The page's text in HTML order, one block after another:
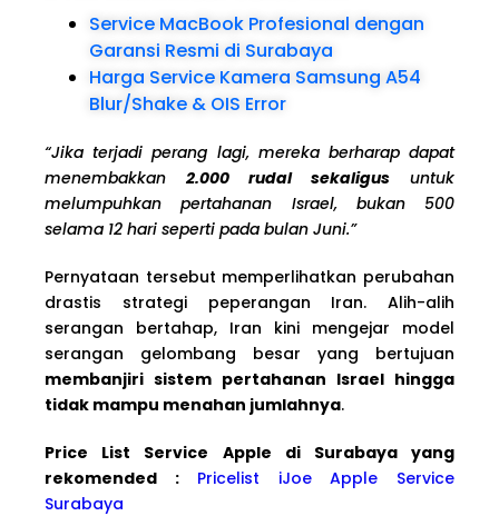
Service MacBook Profesional dengan
Garansi Resmi di Surabaya
Harga Service Kamera Samsung A54
Blur/Shake & OIS Error
“Jika terjadi perang lagi, mereka berharap dapat
menembakkan 2.000 rudal sekaligus untuk
melumpuhkan pertahanan Israel, bukan 500
selama 12 hari seperti pada bulan Juni.”
Pernyataan tersebut memperlihatkan perubahan
drastis strategi peperangan Iran. Alih-alih
serangan bertahap, Iran kini mengejar model
serangan gelombang besar yang bertujuan
membanjiri sistem pertahanan Israel hingga
tidak mampu menahan jumlahnya.
Price List Service Apple di Surabaya yang
rekomended :
Pricelist iJoe Apple Service
Surabaya